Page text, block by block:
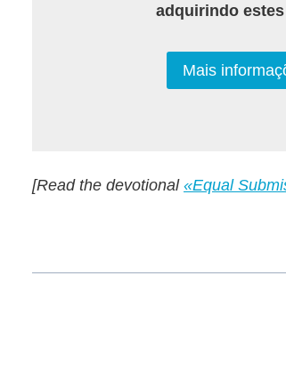
adquirindo
Mais
[Read the devotional «Equal